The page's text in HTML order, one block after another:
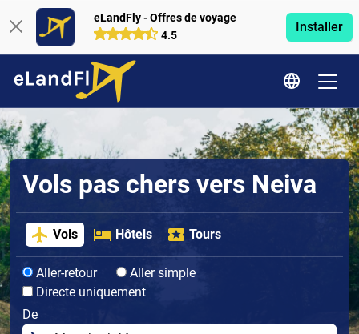
eLandFly - Offres de voyage
4.5
Installer
Vols pas chers vers Neiva
Vols Hôtels Tours
Aller-retour
Aller simple
Directe uniquement
De